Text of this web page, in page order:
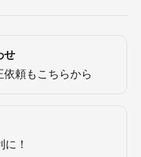
せ
頼もこちらから
！